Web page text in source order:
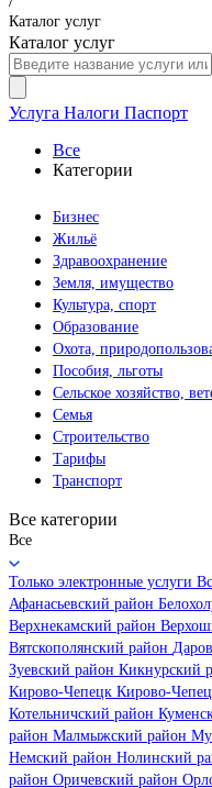
Каталог услуг
Каталог услуг
Услуга Налоги Паспорт
Все
Категории
Бизнес
Жильё
Здравоохранение
Земля, имущество
Культура, спорт
Образование
Охота,
Пособия, льготы
Сельское хозяйство,
Семья
Строительство
Тарифы
Транспорт
Все категории
Все
Только электронные услуги
Афанасьевский район
Верхнекамский район
Вятскополянский район
Зуевский район Кикнурский
Кирово-Чепецк Кирово-
Котельничский район
район Малмыжский район
Немский район Нолинский
район Оричевский район